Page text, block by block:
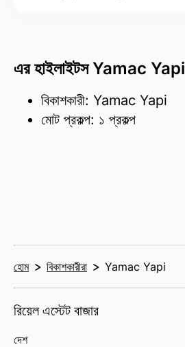
এর হাইলাইটস Yamac Yapi
বিকাশকারী: Yamac Yapi
মোট প্রকল্প: ১ প্রকল্প
হোম বিকাশকারীরা Yamac Yapi
রিয়েল এস্টেট বাজার
দেশ